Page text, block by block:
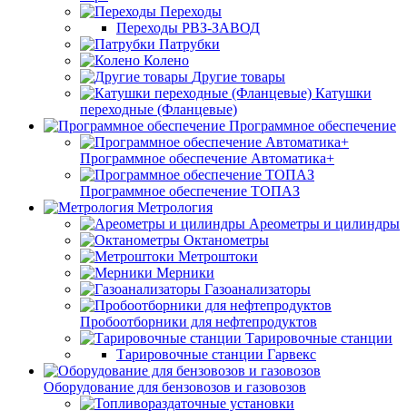
Переходы
Переходы РВЗ-ЗАВОД
Патрубки
Колено
Другие товары
Катушки
переходные (Фланцевые)
Программное обеспечение
Программное обеспечение Автоматика+
Программное обеспечение ТОПАЗ
Метрология
Ареометры и цилиндры
Октанометры
Метроштоки
Мерники
Газоанализаторы
Пробоотборники для нефтепродуктов
Тарировочные станции
Тарировочные станции Гарвекс
Оборудование для бензовозов и газовозов